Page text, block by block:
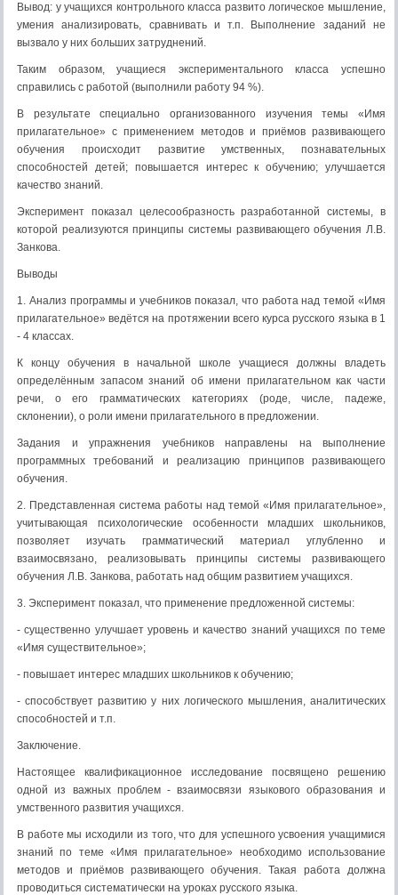
Вывод: у учащихся контрольного класса развито логическое мышление,
умения анализировать, сравнивать и т.п. Выполнение заданий не
вызвало у них больших затруднений.
Таким образом, учащиеся экспериментального класса успешно
справились с работой (выполнили работу 94 %).
В результате специально организованного изучения темы «Имя
прилагательное» с применением методов и приёмов развивающего
обучения происходит развитие умственных, познавательных
способностей детей; повышается интерес к обучению; улучшается
качество знаний.
Эксперимент показал целесообразность разработанной системы, в
которой реализуются принципы системы развивающего обучения Л.В.
Занкова.
Выводы
1. Анализ программы и учебников показал, что работа над темой «Имя
прилагательное» ведётся на протяжении всего курса русского языка в 1
- 4 классах.
К концу обучения в начальной школе учащиеся должны владеть
определённым запасом знаний об имени прилагательном как части
речи, о его грамматических категориях (роде, числе, падеже,
склонении), о роли имени прилагательного в предложении.
Задания и упражнения учебников направлены на выполнение
программных требований и реализацию принципов развивающего
обучения.
2. Представленная система работы над темой «Имя прилагательное»,
учитывающая психологические особенности младших школьников,
позволяет изучать грамматический материал углубленно и
взаимосвязано, реализовывать принципы системы развивающего
обучения Л.В. Занкова, работать над общим развитием учащихся.
3. Эксперимент показал, что применение предложенной системы:
- существенно улучшает уровень и качество знаний учащихся по теме
«Имя существительное»;
- повышает интерес младших школьников к обучению;
- способствует развитию у них логического мышления, аналитических
способностей и т.п.
Заключение.
Настоящее квалификационное исследование посвящено решению
одной из важных проблем - взаимосвязи языкового образования и
умственного развития учащихся.
В работе мы исходили из того, что для успешного усвоения учащимися
знаний по теме «Имя прилагательное» необходимо использование
методов и приёмов развивающего обучения. Такая работа должна
проводиться систематически на уроках русского языка.